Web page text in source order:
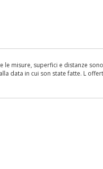
misure, superfici e distanze
data in cui son state fatte. L